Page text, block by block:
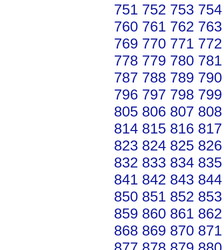
751 752 753 754
760 761 762 763
769 770 771 772
778 779 780 781
787 788 789 790
796 797 798 799
805 806 807 808
814 815 816 817
823 824 825 826
832 833 834 835
841 842 843 844
850 851 852 853
859 860 861 862
868 869 870 871